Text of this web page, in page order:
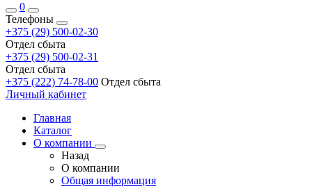
0
Телефоны
+375 (29) 500-02-30
Отдел сбыта
+375 (29) 500-02-31
Отдел сбыта
+375 (222) 74-78-00 Отдел сбыта
Личный кабинет
Главная
Каталог
О компании
Назад
О компании
Общая информация